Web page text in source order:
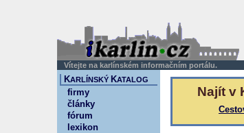
Vítejte na karlínském informačním portálu.
Najít v
KARLÍNSKÝ KATALOG
firmy
články
fórum
lexikon